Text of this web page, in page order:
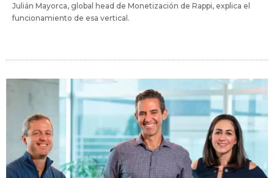
Julián Mayorca, global head de Monetización de Rappi, explica el
funcionamiento de esa vertical.